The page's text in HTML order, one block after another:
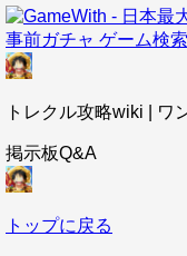
事前ガチャ ゲーム検索
トレクル攻略wiki | ワ
掲示板Q&A
トップに戻る